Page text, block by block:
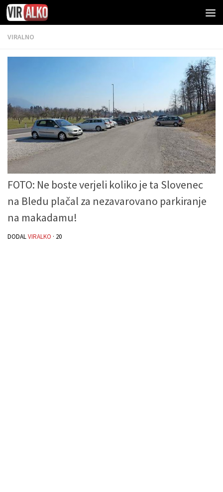
VIRALNO
FOTO: Ne boste verjeli koliko je ta Slovenec
na Bledu plačal za nezavarovano parkiranje
na makadamu!
DODALVIRALKO · 20